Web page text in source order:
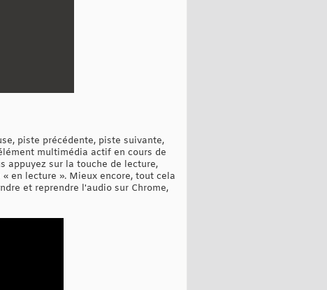
piste précédente, piste suivante,
multimédia actif en cours de
appuyez sur la touche de lecture,
en lecture ». Mieux encore, tout cela
et reprendre l'audio sur Chrome,